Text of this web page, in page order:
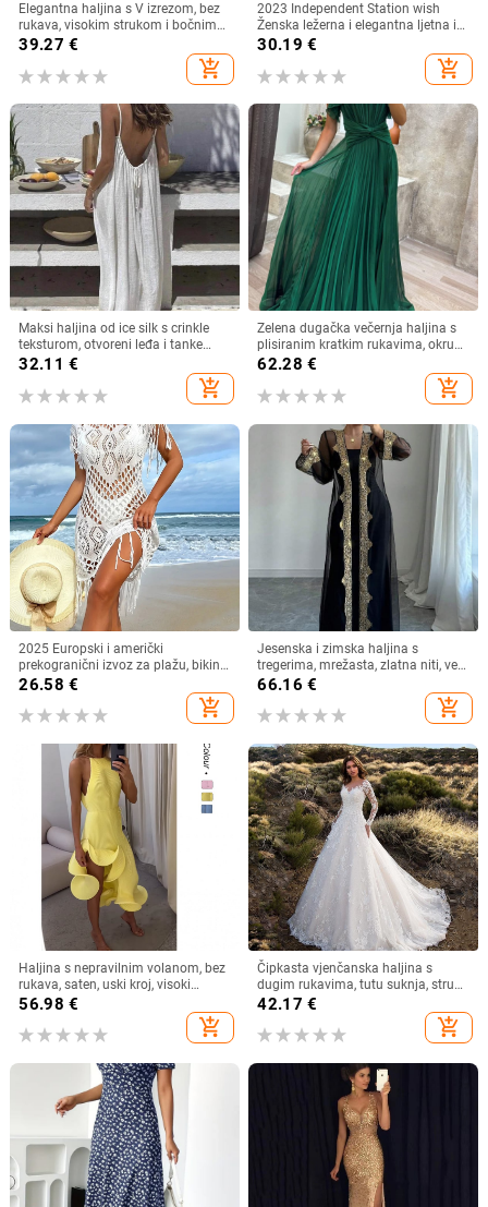
Elegantna haljina s V izrezom, bez
rukava, visokim strukom i bočnim
prorezom, od poliestera s
39.27 €
add_shopping_cart
2023 Independent Station wish
Ženska ležerna i elegantna ljetna i
jesenska nova haljina s printom i
točkicama, okruglim izrezom,
kratkih rukava i strukom
30.19 €
add_shopping_cart
Maksi haljina od ice silk s crinkle
teksturom, otvoreni leđa i tanke
naramenice, plisirana
32.11 €
add_shopping_cart
Zelena dugačka večernja haljina s
plisiranim kratkim rukavima, okrugli
izrez, A-linija
62.28 €
add_shopping_cart
2025 Europski i američki
prekogranični izvoz za plažu, bikini
kupaći kostim s resicama, čista
26.58 €
add_shopping_cart
Jesenska i zimska haljina s
tregerima, mrežasta, zlatna niti, vez,
jakna, kardigan, dvodijelna haljina,
66.16 €
add_shopping_cart
Haljina s nepravilnim volanom, bez
rukava, saten, uski kroj, visoki
ovratnik
56.98 €
add_shopping_cart
Čipkasta vjenčanska haljina s
dugim rukavima, tutu suknja, struk
u sredini
42.17 €
add_shopping_cart